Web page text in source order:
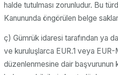
halde tutulması zorunludur. Bu
Kanununda öngörülen belge
ç) Gümrük idaresi tarafından ya
ve kuruluşlarca EUR.1 veya
düzenlenmesine dair başvurunun